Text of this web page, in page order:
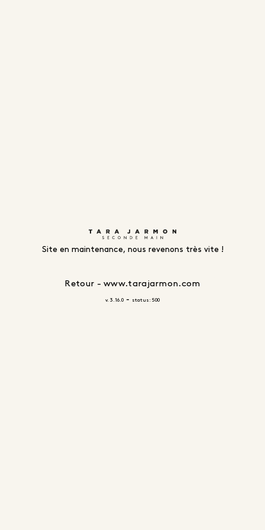
Site en maintenance, nous revenons très vite !
Retour - www.tarajarmon.com
v. 3.16.0 - status: 500